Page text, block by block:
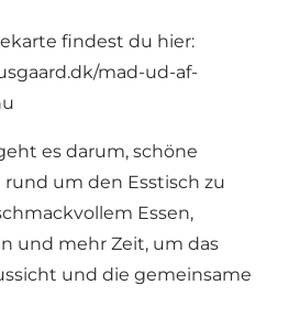
findest du hier:
mad-ud-af-
es darum, schöne
rund um den Esstisch zu
Essen,
und mehr Zeit, um das
und die gemeinsame